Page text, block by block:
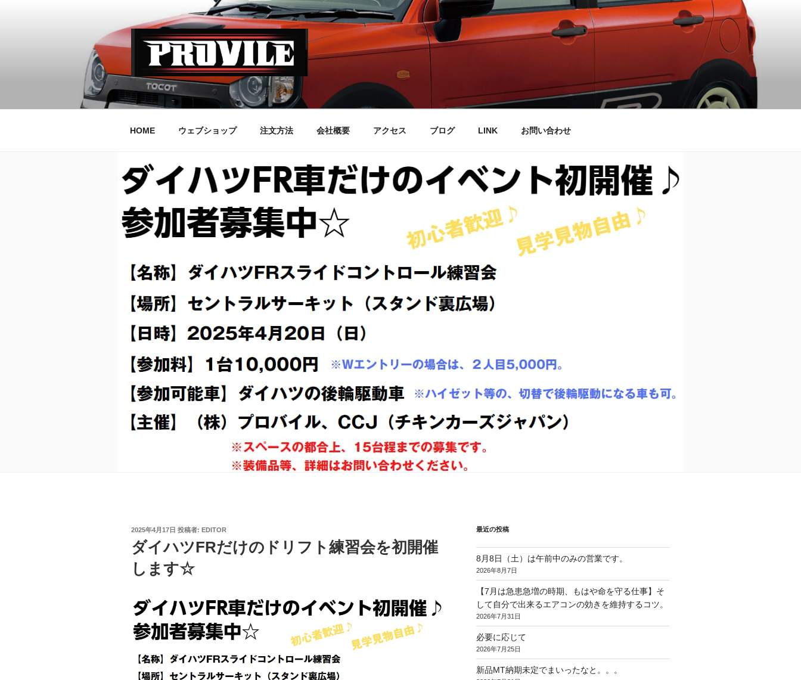
PROVILE
HOME ウェブショップ 注文方法 会社概要 アクセス ブログ LINK お問い合わせ
投
日:
2025年4月17日 投稿者: EDITOR
ダイハツFRだけのドリフト練習会を初開催
します☆
最近の投稿
8月8日（土）は午前中のみの営業です。
2026年8月7日
【7月は急患急増の時期、もはや命を守る仕事】そ
して自分で出来るエアコンの効きを維持するコツ。
2026年7月31日
必要に応じて
2026年7月25日
新品MT納期未定でまいったなと。。。